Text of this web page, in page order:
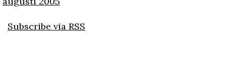
Subscribe via RSS